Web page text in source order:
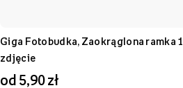
Giga Fotobudka, Zaokrąglona ramka 1
zdjęcie
od 5,90 zł